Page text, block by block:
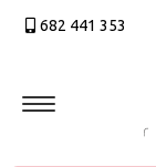
682 441 353